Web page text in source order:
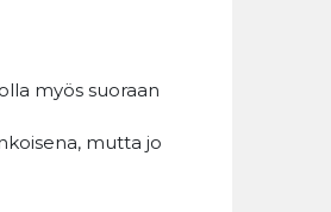
myös suoraan
mutta jo